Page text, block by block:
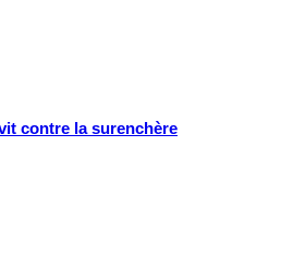
contre la surenchère